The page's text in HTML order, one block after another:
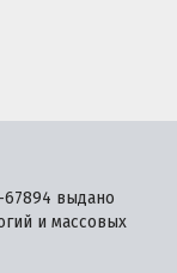
выдано
и массовых